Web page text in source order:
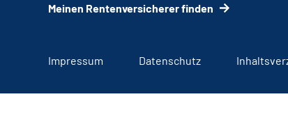
Meinen Rentenversicherer finden
Impressum Datenschutz